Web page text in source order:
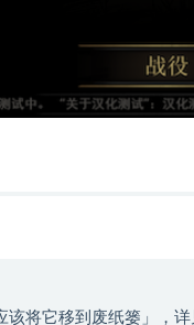
该将它移到废纸篓」，详